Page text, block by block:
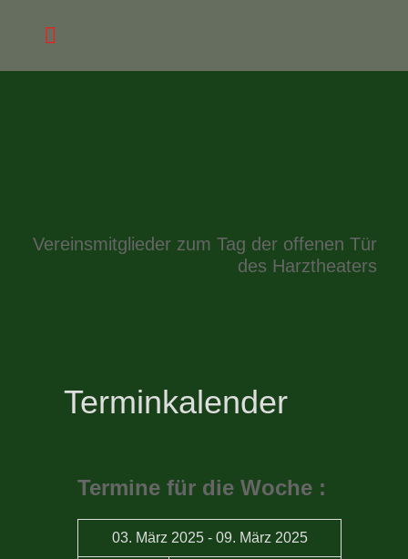
Vereinsmitglieder zum Tag der offenen Tür
des Harztheaters
Terminkalender
Termine für die Woche :
03. März 2025 - 09. März 2025